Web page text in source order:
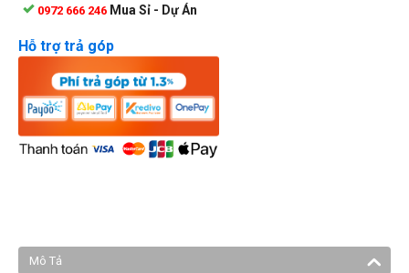
0972 666 246 Mua Sỉ - Dự Án
Hỗ trợ trả góp
Mô Tả